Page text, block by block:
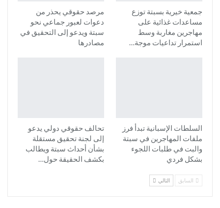
جمعية خيرية بسبتة توزع
مساعدات غذائية على
مهاجرين مغاربة وسط
استمرار تداعيات موجة…
مرصد حقوقي يحذر من
دعوات لعبور جماعي نحو
سبتة ويدعو إلى التحقيق في
مصادرها
السلطات الإسبانية تبدأ فرز
ملفات المهاجرين في سبتة
والبت في طلبات اللجوء
بشكل فردي
تحالف حقوقي دولي يدعو
إلى لجنة تحقيق مستقلة
بشأن أحداث سبتة ويطالب
بكشف الحقيقة حول…
السابق التالي